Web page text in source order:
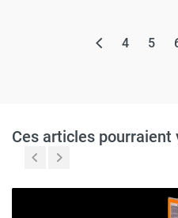
4 5
Ces articles pourraient